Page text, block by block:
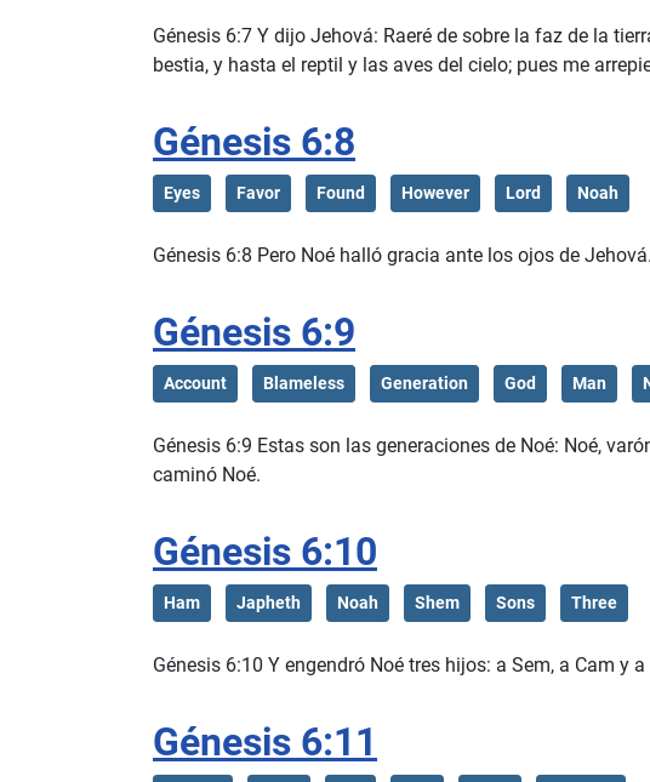
Génesis 6:7 Y dijo Jehová: Raeré de sobre la faz de la
bestia, y hasta el reptil y las aves del cielo; pues me
Génesis 6:8
Eyes Favor Found However Lord Noah
Génesis 6:8 Pero Noé halló gracia ante los ojos de Jehová.
Génesis 6:9
Account Blameless Generation God Man
Génesis 6:9 Estas son las generaciones de Noé: Noé,
caminó Noé.
Génesis 6:10
Ham Japheth Noah Shem Sons Three
Génesis 6:10 Y engendró Noé tres hijos: a Sem, a Cam y
Génesis 6:11